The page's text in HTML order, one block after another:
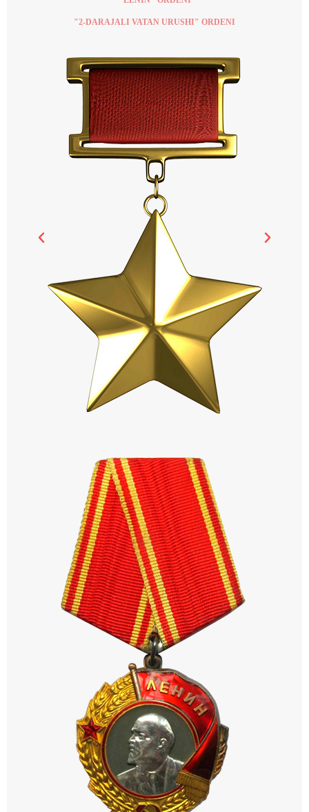
"2-DARAJALI VATAN URUSHI" ORDENI